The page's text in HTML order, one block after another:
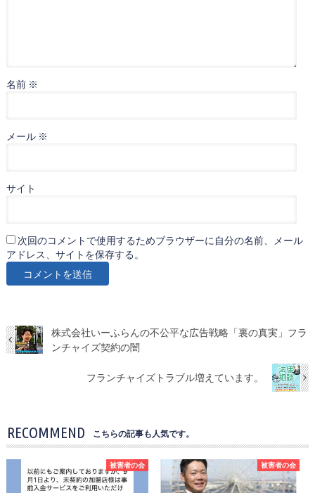
名前 ※
メール ※
サイト
次回のコメントで使用するためブラウザーに自分の名前、メール
アドレス、サイトを保存する。
株式会社いーふらんの不公平な広告戦略「裏の真実」フラ
ンチャイズ契約の闇
フランチャイズトラブル増えています。
RECOMMEND こちらの記事も人気です。
被害者の会 被害者の会